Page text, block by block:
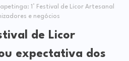
1° Festival de Licor Artesanal
e negócios
de Licor
expectativa dos